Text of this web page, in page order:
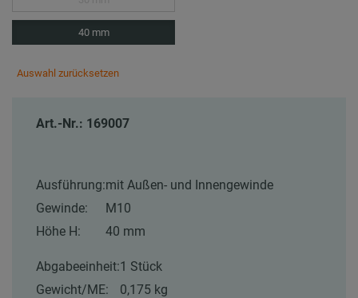
40 mm
Auswahl zurücksetzen
Art.-Nr.: 169007
Ausführung:mit Außen- und Innengewinde
Gewinde:
M10
Höhe H:
40 mm
Abgabeeinheit:1 Stück
Gewicht/ME:
0,175 kg